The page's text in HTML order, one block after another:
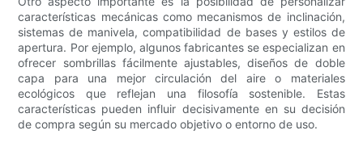
características mecánicas como mecanismos de inclinación,
sistemas de manivela, compatibilidad de bases y estilos de
apertura. Por ejemplo, algunos fabricantes se especializan en
ofrecer sombrillas fácilmente ajustables, diseños de doble
capa para una mejor circulación del aire o materiales
ecológicos que reflejan una filosofía sostenible. Estas
características pueden influir decisivamente en su decisión
de compra según su mercado objetivo o entorno de uso.